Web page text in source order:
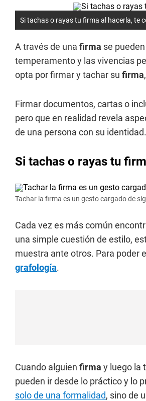
Si tachas o rayas tu firma al hacerla, te
A través de una firma se
temperamento y las vivencias
opta por firmar y tachar su firma
Firmar documentos, cartas o
pero que en realidad revela
de una persona con su identidad.
Si tachas o rayas tu
Tachar la firma es un gesto cargado de
Cada vez es más común
una simple cuestión de estilo,
muestra ante otros. Para poder
grafología.
Cuando alguien firma y luego la
pueden ir desde lo práctico y lo
solo de una formalidad, sino de